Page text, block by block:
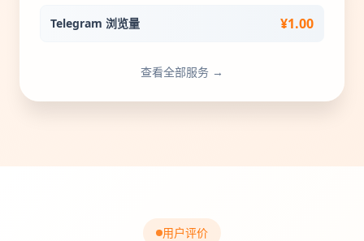
Telegram 浏览量 ¥1.00
查看全部服务 →
用户评价